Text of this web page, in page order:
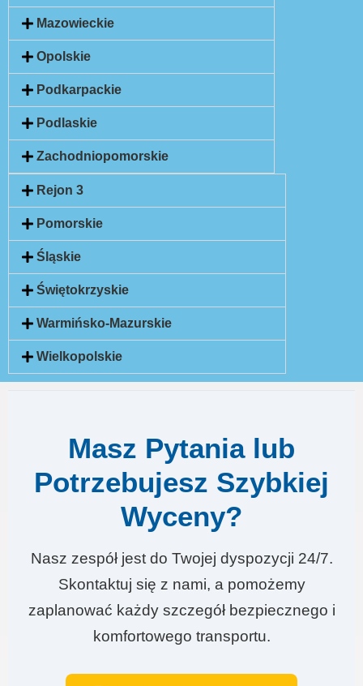
Rejon 3
Pomorskie
Śląskie
Świętokrzyskie
Warmińsko-Mazurskie
Wielkopolskie
Mazowieckie
Opolskie
Podkarpackie
Podlaskie
Zachodniopomorskie
Masz Pytania lub
Potrzebujesz Szybkiej
Wyceny?
Nasz zespół jest do Twojej dyspozycji 24/7.
Skontaktuj się z nami, a pomożemy
zaplanować każdy szczegół bezpiecznego i
komfortowego transportu.